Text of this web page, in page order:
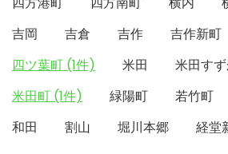
吉岡
吉倉 吉作 吉作新町
四ツ葉町 (1件)
米田
米田す
米田町 (1件)
緑陽町 若竹町
和田
割山 堀川本郷 経堂